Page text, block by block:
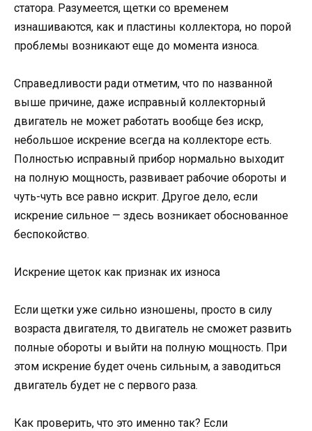
статора. Разумеется, щетки со временем
изнашиваются, как и пластины коллектора, но порой
проблемы возникают еще до момента износа.
Справедливости ради отметим, что по названной
выше причине, даже исправный коллекторный
двигатель не может работать вообще без искр,
небольшое искрение всегда на коллекторе есть.
Полностью исправный прибор нормально выходит
на полную мощность, развивает рабочие обороты и
чуть-чуть все равно искрит. Другое дело, если
искрение сильное — здесь возникает обоснованное
беспокойство.
Искрение щеток как признак их износа
Если щетки уже сильно изношены, просто в силу
возраста двигателя, то двигатель не сможет развить
полные обороты и выйти на полную мощность. При
этом искрение будет очень сильным, а заводиться
двигатель будет не с первого раза.
Как проверить, что это именно так? Если